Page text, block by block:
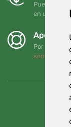
Puede
en un plazo
Por cada
somos